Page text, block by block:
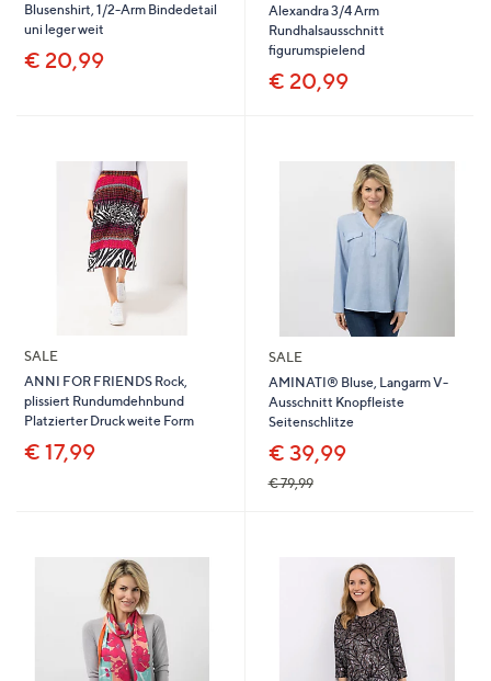
Blusenshirt, 1/2-Arm Bindedetail
uni leger weit
€ 20,99
Alexandra 3/4 Arm
Rundhalsausschnitt
figurumspielend
€ 20,99
SALE
ANNI FOR FRIENDS Rock,
plissiert Rundumdehnbund
Platzierter Druck weite Form
€ 17,99
SALE
AMINATI® Bluse, Langarm V-
Ausschnitt Knopfleiste
Seitenschlitze
€ 39,99
€ 79,99